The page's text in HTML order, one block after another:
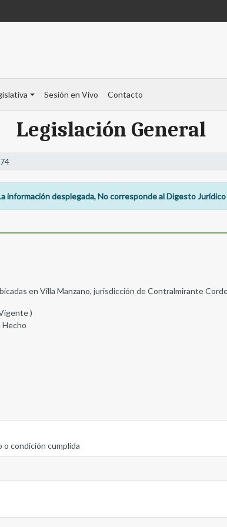
Sesión en Vivo Contacto
Legislación General
información desplegada, No corresponde al Digesto Jurídico
en Villa Manzano, jurisdicción de Contralmirante
)
Hecho
o condición cumplida